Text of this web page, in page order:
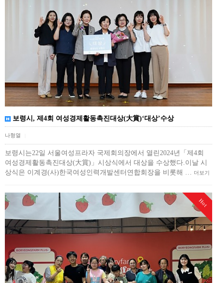
보령시, 제4회 여성경제활동촉진대상(大賞)‘대상’수상
나형열
보령시는22일 서울여성프라자 국제회의장에서 열린2024년「제4회
여성경제활동촉진대상(大賞)」시상식에서 대상을 수상했다.이날 시
상식은 이계경(사)한국여성인력개발센터연합회장을 비롯해 …
더보기
Hot